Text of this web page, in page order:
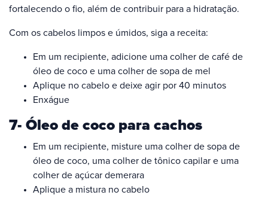
fortalecendo o fio, além de contribuir para a hidratação.
Com os cabelos limpos e úmidos, siga a receita:
Em um recipiente, adicione uma colher de café de
óleo de coco e uma colher de sopa de mel
Aplique no cabelo e deixe agir por 40 minutos
Enxágue
7- Óleo de coco para cachos
Em um recipiente, misture uma colher de sopa de
óleo de coco, uma colher de tônico capilar e uma
colher de açúcar demerara
Aplique a mistura no cabelo